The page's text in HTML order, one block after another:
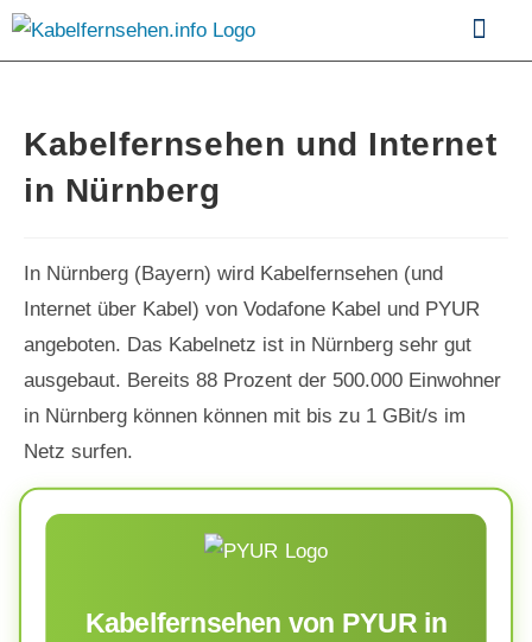
Kabelfernsehen und Internet
in Nürnberg
In Nürnberg (Bayern) wird Kabelfernsehen (und
Internet über Kabel) von Vodafone Kabel und PYUR
angeboten. Das Kabelnetz ist in Nürnberg sehr gut
ausgebaut. Bereits 88 Prozent der 500.000 Einwohner
in Nürnberg können können mit bis zu 1 GBit/s im
Netz surfen.
Kabelfernsehen von PYUR in